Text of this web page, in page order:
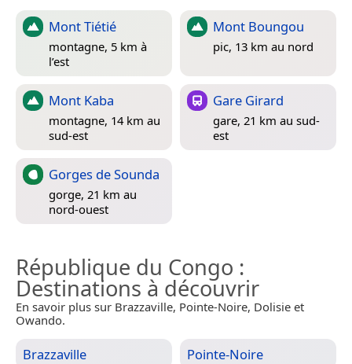
Mont Tiétié
montagne, 5 km à
l’est
Mont Boungou
pic, 13 km au nord
Mont Kaba
montagne, 14 km au
sud-est
Gare Girard
gare, 21 km au sud-
est
Gorges de Sounda
gorge, 21 km au
nord-ouest
République du Congo :
Destinations à découvrir
En savoir plus sur Brazzaville, Pointe-Noire, Dolisie et
Owando.
Brazzaville Pointe-Noire